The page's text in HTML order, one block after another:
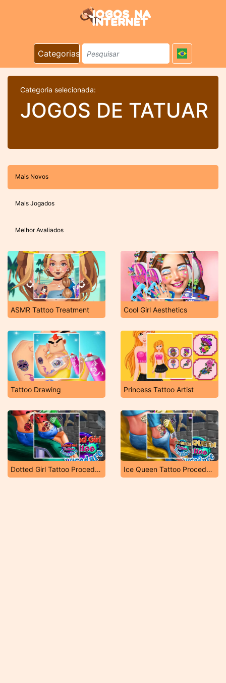
Categorias
Categoria selecionada:
JOGOS DE TATUAR
Mais Novos
Mais Jogados
Melhor Avaliados
ASMR Tattoo Treatment Cool Girl Aesthetics
Tattoo Drawing Princess Tattoo Artist
Dotted Girl Tattoo Procedure Ice Queen Tattoo Procedure